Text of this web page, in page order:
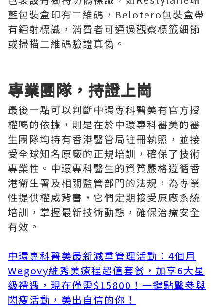
藍包裝盒印有二維碼，Belotero包裝盒帶
有鐳射標識，消費者可通過觀察標籤細節
或掃描二維碼驗證真偽。
專業團隊，持證上崗
最後一點可以判斷中環專科醫美有官方授
權嗎的依據，則是在於中環專科醫美的醫
生團隊均持有香港醫管局註冊執照，並接
受全球知名原廠的正規培訓，確保了技術
專業性。中環專科醫生的資質嚴格遵循香
港衛生署及相關監管部門的法規，為專業
性提供權威背書，它們定期接受原廠系統
培訓，掌握最新技術動態，確保治療安全
有效。
中環專科醫美最新減重管理活動：4個月
Wegovy維秀美療程超值套餐，加享6大星
級禮遇，現在僅需$15800！一鍵點擊參與
閃瘦活動，美出自信的你！